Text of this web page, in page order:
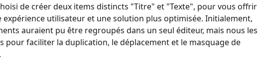
de créer deux items distincts "Titre" et "Texte", pour vous offrir
expérience utilisateur et une solution plus optimisée. Initialement,
auraient pu être regroupés dans un seul éditeur, mais nous les
pour faciliter la duplication, le déplacement et le masquage de